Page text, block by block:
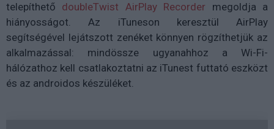
telepíthető doubleTwist AirPlay Recorder megoldja a
hiányosságot. Az iTuneson keresztül AirPlay
segítségével lejátszott zenéket könnyen rögzíthetjük az
alkalmazással: mindössze ugyanahhoz a Wi-Fi-
hálózathoz kell csatlakoztatni az iTunest futtató eszközt
és az androidos készüléket.